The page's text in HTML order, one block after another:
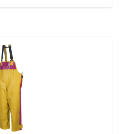
FEMME
aux femmes et adaptée à leurs